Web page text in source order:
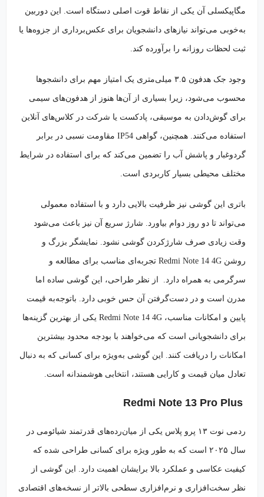
مگاپیکسلی آن یکی از نقاط قوت اصلی دستگاه است. این دوربین
به‌خوبی می‌تواند نیازهای دانشجویان برای عکس‌برداری از جزوه‌ها یا
ثبت لحظات روزانه را برآورده کند.
وجود جک هدفون ۳.۵ میلی‌متری یک امتیاز مهم برای دانشجوها
محسوب می‌شود، زیرا بسیاری از آن‌ها هنوز از هدفون‌های سیمی
برای گوش‌دادن به موسیقی، پادکست یا شرکت در کلاس‌های آنلاین
استفاده می‌کنند. همچنین، گواهی IP54 مقاومت نسبی در برابر
گردوغبار و پاشش آب را تضمین می‌کند که برای استفاده در شرایط
مختلف محیطی بسیار کاربردی است.
باتری این گوشی نیز ظرفیت بالایی دارد و با استفاده معمولی
می‌تواند تا دو روز دوام بیاورد. شارژ سریع آن نیز باعث می‌شود
وقت زیادی صرف شارژکردن گوشی نشود. نمایشگر بزرگ و
روشن Redmi Note 14 4G تجربه‌ای مناسب برای مطالعه و
سرگرمی به همراه دارد. از نظر طراحی، این گوشی ساده اما
مدرن است و در دست‌گرفتن آن حس خوبی دارد. باتوجه‌به قیمت
پایین و امکانات مناسب، Redmi Note 14 4G یکی از بهترین گزینه‌ها
برای دانشجویانی است که می‌خواهند با بودجه محدود بیشترین
امکانات را دریافت کنند. این گوشی به‌ویژه برای کسانی که به دنبال
تعادل میان قیمت و کارایی هستند، انتخابی هوشمندانه است.
ردمی نوت ۱۳ پرو پلاس یکی از میان‌رده‌های قدرتمند شیائومی در
سال ۲۰۲۵ است که به طور ویژه برای کسانی طراحی شده که
کیفیت عکاسی و عملکرد بالا برایشان اهمیت دارد. این گوشی از
نظر سخت‌افزاری و نرم‌افزاری سطحی بالاتر از نسخه‌های اقتصادی